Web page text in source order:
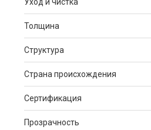
Уход и чистка
Толщина
Структура
Страна происхождения
Сертификация
Прозрачность